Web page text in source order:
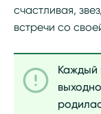
счастливая,
встречи со
Каждый